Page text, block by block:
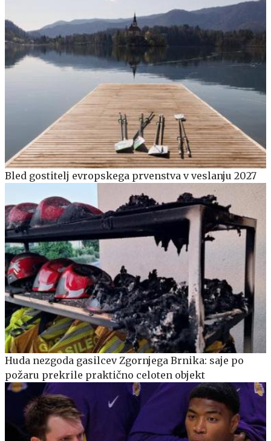
Bled gostitelj evropskega prvenstva v veslanju 2027
Huda nezgoda gasilcev Zgornjega Brnika: saje po
požaru prekrile praktično celoten objekt